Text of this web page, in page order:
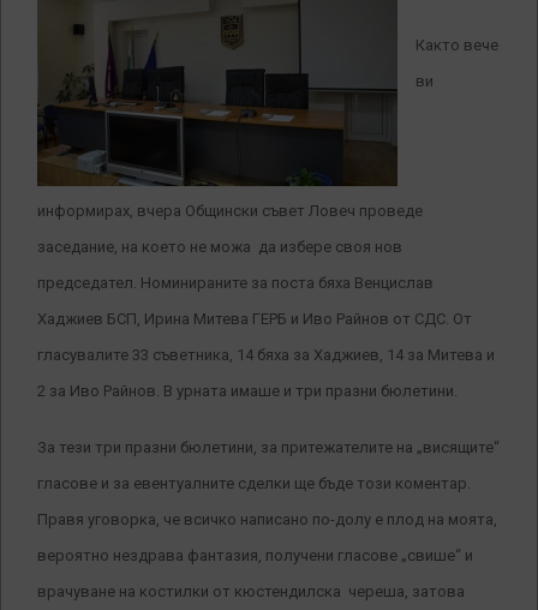
Както вече
ви
информирах, вчера Общински съвет Ловеч проведе
заседание, на което не можа да избере своя нов
председател. Номинираните за поста бяха Венцислав
Хаджиев БСП, Ирина Митева ГЕРБ и Иво Райнов от СДС. От
гласувалите 33 съветника, 14 бяха за Хаджиев, 14 за Митева и
2 за Иво Райнов. В урната имаше и три празни бюлетини.
За тези три празни бюлетини, за притежателите на „висящите“
гласове и за евентуалните сделки ще бъде този коментар.
Правя уговорка, че всичко написано по-долу е плод на моята,
вероятно нездрава фантазия, получени гласове „свише“ и
врачуване на костилки от кюстендилска череша, затова